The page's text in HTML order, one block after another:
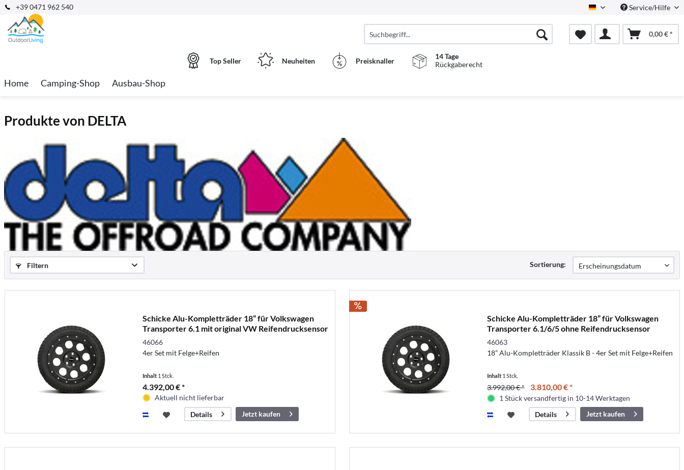
+39 0471 962 540 Deutsch Service/Hilfe
0,00 € *
Top Seller Neuheiten Preisknaller
14 Tage
Rückgaberecht
Home Camping-Shop Ausbau-Shop
Produkte von DELTA
Filtern Sortierung:
Schicke Alu-Kompletträder 18” für Volkswagen
Transporter 6.1 mit original VW Reifendrucksensor
(vori
46066
4er Set mit Felge+Reifen
Inhalt 1 Stck.
4.392,00 € *
Aktuell nicht lieferbar
Details
Jetzt kaufen
Schicke Alu-Kompletträder 18” für Volkswagen
Transporter 6.1/6/5 ohne Reifendrucksensor
46063
18” Alu-Kompletträder Klassik B - 4er Set mit Felge+Reifen
Inhalt 1 Stck.
3.992,00 € * 3.810,00 € *
1 Stück versandfertig in 10-14 Werktagen
Details
Jetzt kaufen